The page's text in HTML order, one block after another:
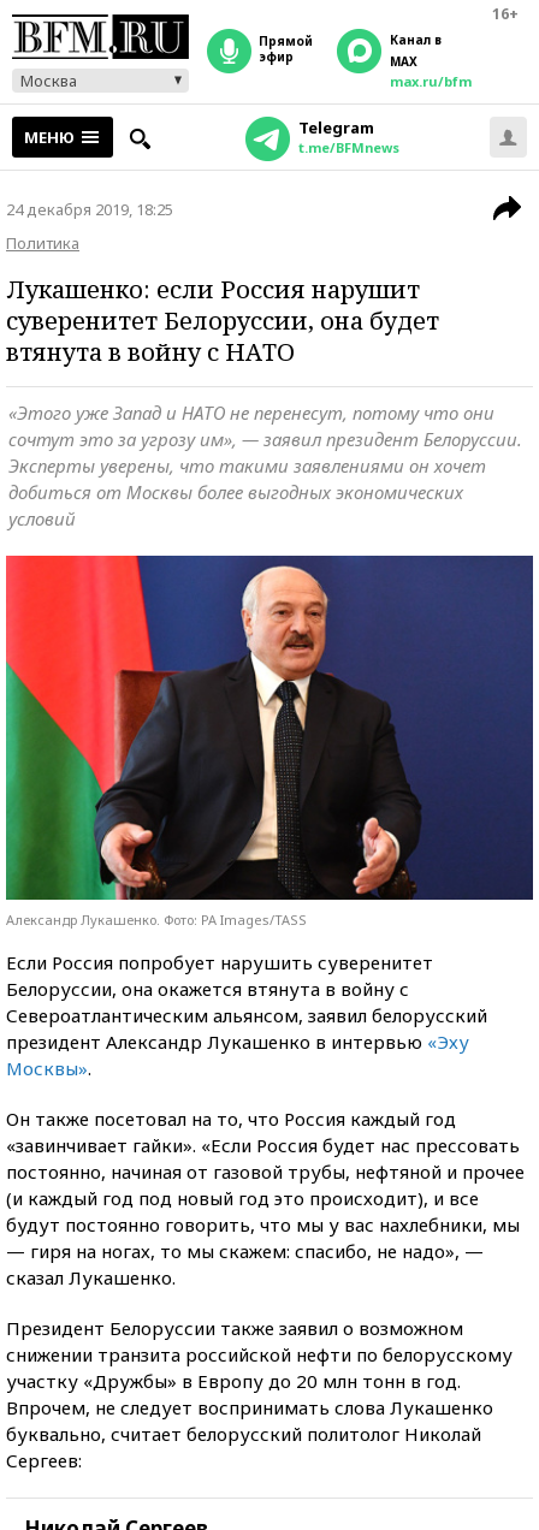
16+
Москва
прямой
эфир
Канал в
MAX
max.ru/bfm
МЕНЮ Telegram
t.me/BFMnews
24 декабря 2019, 18:25
Политика
Лукашенко: если Россия нарушит
суверенитет Белоруссии, она будет
втянута в войну с НАТО
«Этого уже Запад и НАТО не перенесут, потому что они
сочтут это за угрозу им», — заявил президент Белоруссии.
Эксперты уверены, что такими заявлениями он хочет
добиться от Москвы более выгодных экономических
условий
Александр Лукашенко. Фото: PA Images/TASS
Если Россия попробует нарушить суверенитет
Белоруссии, она окажется втянута в войну с
Североатлантическим альянсом, заявил белорусский
президент Александр Лукашенко в интервью «Эху
Москвы».
Он также посетовал на то, что Россия каждый год
«завинчивает гайки». «Если Россия будет нас прессовать
постоянно, начиная от газовой трубы, нефтяной и прочее
(и каждый год под новый год это происходит), и все
будут постоянно говорить, что мы у вас нахлебники, мы
— гиря на ногах, то мы скажем: спасибо, не надо», —
сказал Лукашенко.
Президент Белоруссии также заявил о возможном
снижении транзита российской нефти по белорусскому
участку «Дружбы» в Европу до 20 млн тонн в год.
Впрочем, не следует воспринимать слова Лукашенко
буквально, считает белорусский политолог Николай
Сергеев: